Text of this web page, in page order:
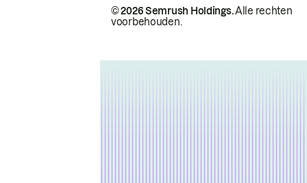
© 2026 Semrush Holdings.Alle rechten
voorbehouden.